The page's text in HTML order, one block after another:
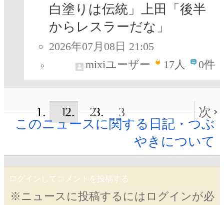
白塗りは伝統」上田「後半
からレスラーだな」
2026年07月08日 21:05
mixiユーザー
17人 0件
1 2 3
次
このニュースに関する日記・つぶ
やきについて
ログインしてコメントを投稿する
※ニュースに投稿するにはログインが必